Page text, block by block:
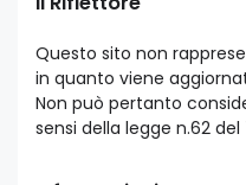
Questo sito non
in quanto viene
Non può pertanto
sensi della legge n.62 del